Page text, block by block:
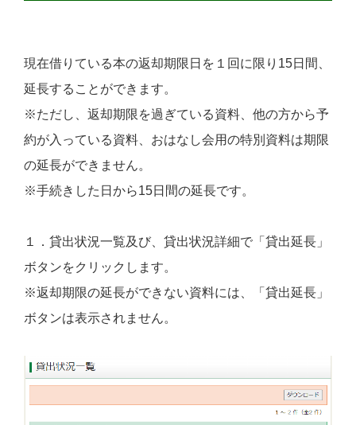
現在借りている本の返却期限日を１回に限り15日間、
延長することができます。
※ただし、返却期限を過ぎている資料、他の方から予
約が入っている資料、おはなし会用の特別資料は期限
の延長ができません。
※手続きした日から15日間の延長です。
１．貸出状況一覧及び、貸出状況詳細で「貸出延長」
ボタンをクリックします。
※返却期限の延長ができない資料には、「貸出延長」
ボタンは表示されません。